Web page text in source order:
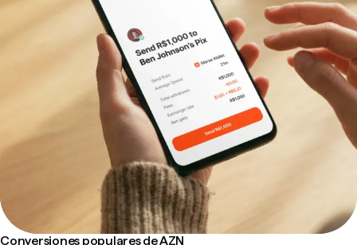
Conversiones populares de AZN